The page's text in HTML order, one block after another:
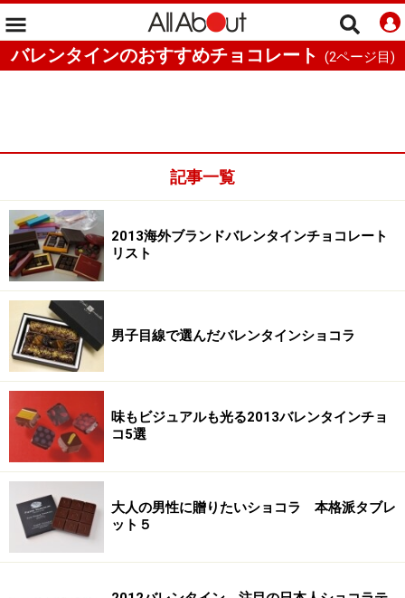
バレンタインのおすすめチョコレート (2ページ目)
記事一覧
2013海外ブランドバレンタインチョコレート
リスト
男子目線で選んだバレンタインショコラ
味もビジュアルも光る2013バレンタインチョ
コ5選
大人の男性に贈りたいショコラ 本格派タブレ
ット５